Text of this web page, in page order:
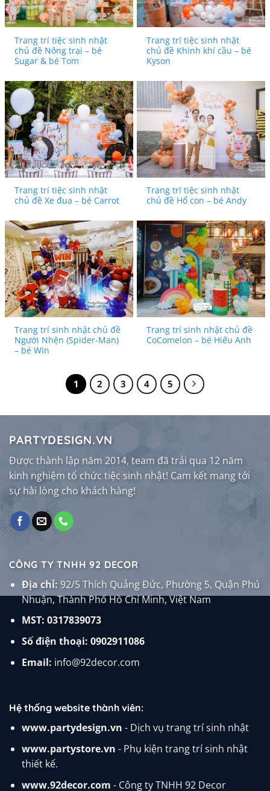
Trang trí tiệc sinh nhật
chủ đề Nông trại – bé
Sugar & bé Tom
Trang trí tiệc sinh nhật
chủ đề Khinh khí cầu – bé
Kyson
Trang trí tiệc sinh nhật
chủ đề Xe đua – bé Carrot
Trang trí tiệc sinh nhật
chủ đề Hổ con – bé Andy
Trang trí sinh nhật chủ đề
Người Nhện (Spider-Man)
– bé Win
Trang trí sinh nhật chủ đề
CoComelon – bé Hiếu Anh
1 2 3 4 5
PARTYDESIGN.VN
Được thành lập năm 2014, team đã trải qua 12 năm
kinh nghiệm tổ chức tiệc sinh nhật! Cam kết mang tới
sự hài lòng cho khách hàng!
CÔNG TY TNHH 92 DECOR
Địa chỉ: 92/5 Thích Quảng Đức, Phường 5, Quận Phú
Nhuận, Thành Phố Hồ Chí Minh, Việt Nam
MST: 0317839073
Số điện thoại: 0902911086
Email: info@92decor.com
Hệ thống website thành viên:
www.partydesign.vn - Dịch vụ trang trí sinh nhật
www.partystore.vn - Phụ kiện trang trí sinh nhật
thiết kế.
www.92decor.com - Công ty TNHH 92 Decor